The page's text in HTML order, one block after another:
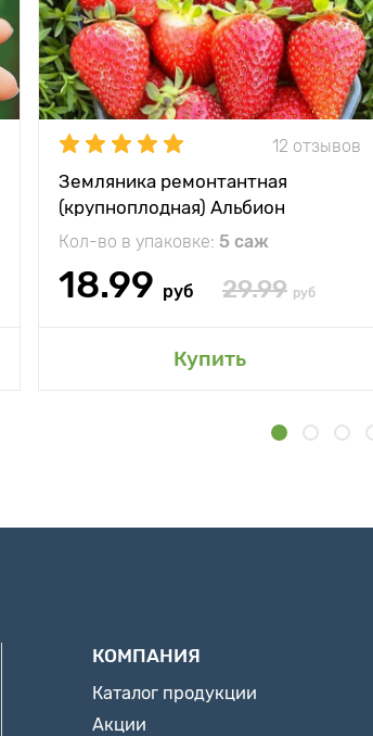
12 отзывов
Земляника ремонтантная
(крупноплодная) Альбион
Кол-во в упаковке: 5 саж
18.99 руб 29.99 руб
Купить
КОМПАНИЯ
Каталог продукции
Акции